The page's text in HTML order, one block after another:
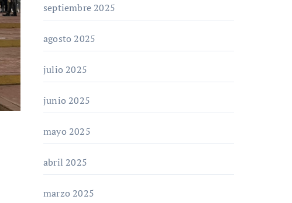
septiembre 2025
agosto 2025
julio 2025
junio 2025
mayo 2025
abril 2025
marzo 2025